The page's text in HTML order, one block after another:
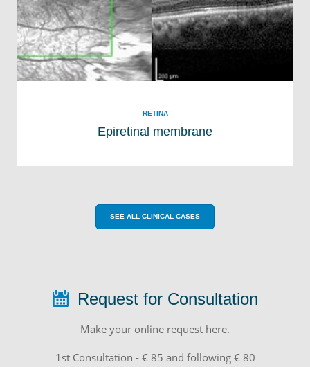
RETINA
Epiretinal membrane
SEE ALL CLINICAL CASES
Request for Consultation
Make your online request here.
1st Consultation - € 85 and following € 80